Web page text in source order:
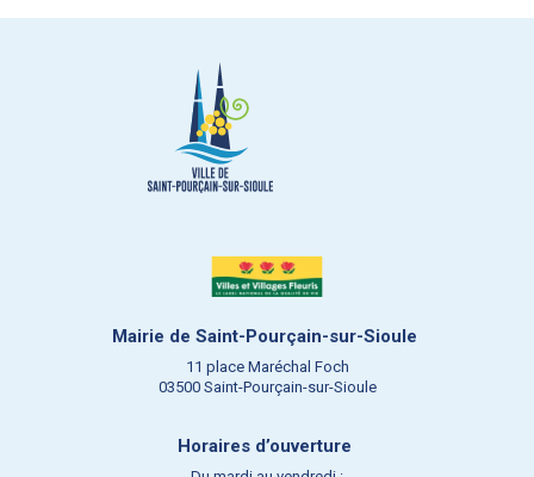
Mairie de Saint-Pourçain-sur-Sioule
11 place Maréchal Foch
03500 Saint-Pourçain-sur-Sioule
Horaires d’ouverture